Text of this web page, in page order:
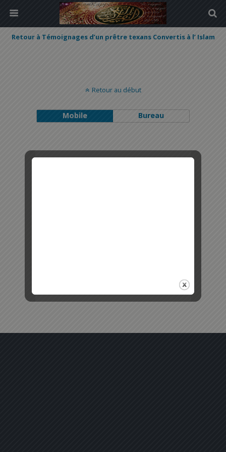
Retour à Témoignages d’un prêtre texans Convertis à l’ Islam
Retour au début
Mobile Bureau